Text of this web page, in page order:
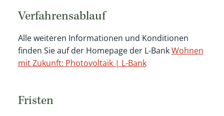
Verfahrensablauf
Alle weiteren Informationen und Konditionen
finden Sie auf der Homepage der L-BankWohnen
mit Zukunft: Photovoltaik | L-Bank
Fristen